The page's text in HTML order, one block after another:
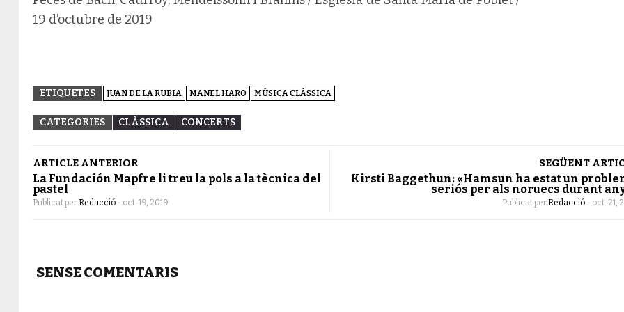
19 d’octubre de 2019
ETIQUETES JUAN DE LA RUBIA MANEL HARO MÚSICA CLÀSSICA
CATEGORIES CLÀSSICA CONCERTS
ARTICLE ANTERIOR
La Fundación Mapfre li treu la pols a la tècnica del
pastel
Publicat per Redacció - oct. 19, 2019
SEGÜENT
Kirsti Baggethun: «Hamsun ha estat un
seriós per als noruecs durant
Publicat per Redacció - oct. 21,
SENSE COMENTARIS